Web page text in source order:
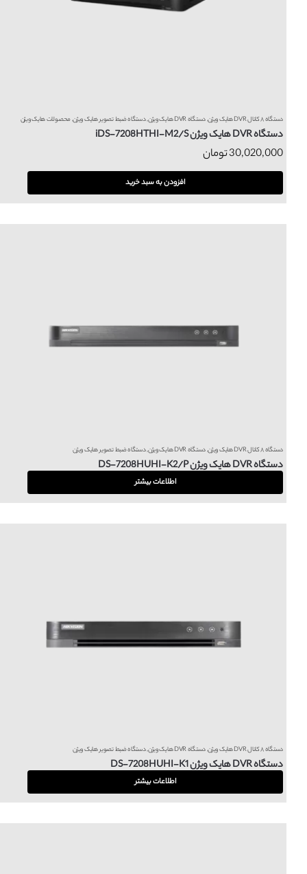
دستگاه ۸ کانال DVR هایک ویژن ,دستگاه DVR هایک ویژن ,دستگاه ضبط تصویر هایک ویژن,محصولات هایک ویژن
دستگاه DVR هایک ویژن iDS-7208HTHI-M2/S
30,020,000تومان
افزودن به سبد خرید
دستگاه ۸ کانال DVR هایک ویژن ,دستگاه DVR هایک ویژن ,دستگاه ضبط تصویر هایک ویژن
دستگاه DVR هایک ویژن DS-7208HUHI-K2/P
اطلاعات بیشتر
دستگاه ۸ کانال DVR هایک ویژن ,دستگاه DVR هایک ویژن ,دستگاه ضبط تصویر هایک ویژن
دستگاه DVR هایک ویژن DS-7208HUHI-K1
اطلاعات بیشتر